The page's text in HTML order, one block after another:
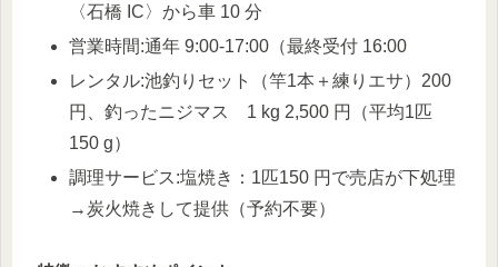
〈石橋 IC〉から車 10 分
営業時間:通年 9:00-17:00（最終受付 16:00
レンタル:池釣りセット（竿1本＋練りエサ）200
円、釣ったニジマス 1 kg 2,500 円（平均1匹
150 g）
調理サービス:塩焼き：1匹150 円で売店が下処理
→炭火焼きして提供（予約不要）